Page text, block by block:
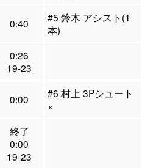
0:40
#5 鈴木 アシスト(1
本)
0:26
19-23
0:00
#6 村上 3Pシュート
×
終了
0:00
19-23